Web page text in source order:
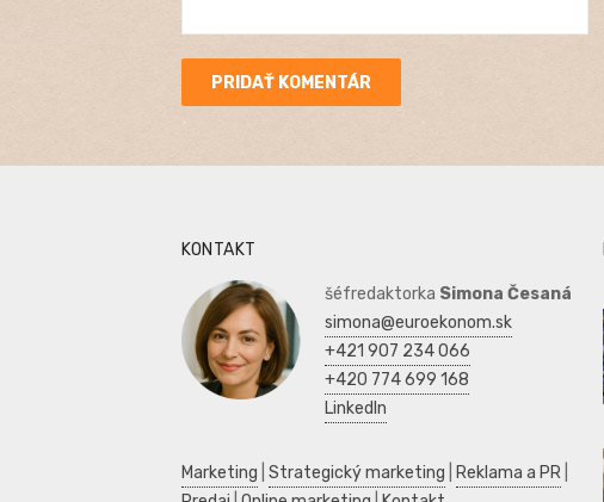
KONTAKT
šéfredaktorka Simona Česaná
simona@euroekonom.sk
+421 907 234 066
+420 774 699 168
LinkedIn
Marketing Strategický marketing Reklama a PR